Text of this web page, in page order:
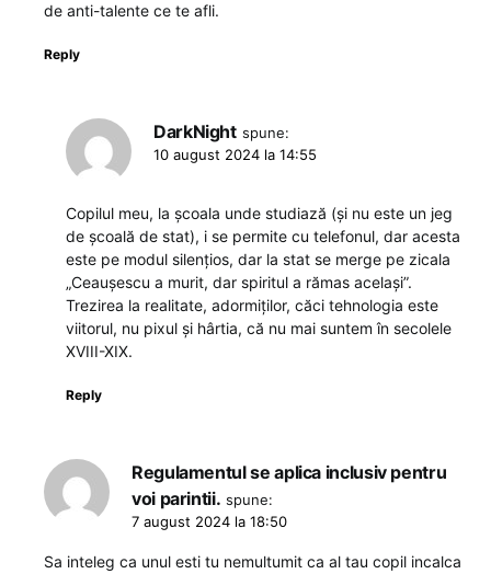
de anti-talente ce te afli.
Reply
DarkNight spune:
10 august 2024 la 14:55
Copilul meu, la școala unde studiază (și nu este un jeg
de școală de stat), i se permite cu telefonul, dar acesta
este pe modul silențios, dar la stat se merge pe zicala
„Ceaușescu a murit, dar spiritul a rămas același”.
Trezirea la realitate, adormiților, căci tehnologia este
viitorul, nu pixul și hârtia, că nu mai suntem în secolele
XVIII-XIX.
Reply
Regulamentul se aplica inclusiv pentru
voi parintii. spune:
7 august 2024 la 18:50
Sa inteleg ca unul esti tu nemultumit ca al tau copil incalca